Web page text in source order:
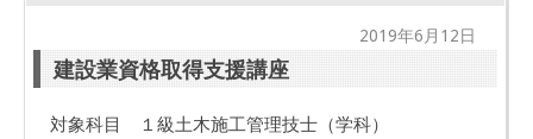
2019年6月12日
建設業資格取得支援講座
対象科目 １級土木施工管理技士（学科）